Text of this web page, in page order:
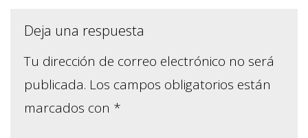
Deja una respuesta
Tu dirección de correo electrónico no será
publicada. Los campos obligatorios están
marcados con *